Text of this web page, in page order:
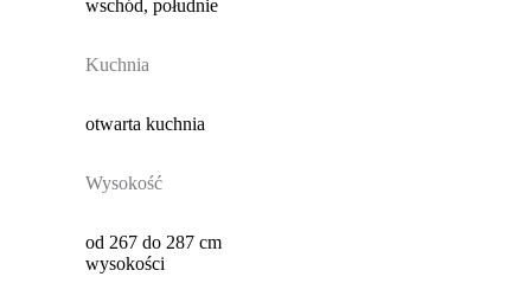
wschód, południe
Kuchnia
otwarta kuchnia
Wysokość
od 267 do 287 cm
wysokości